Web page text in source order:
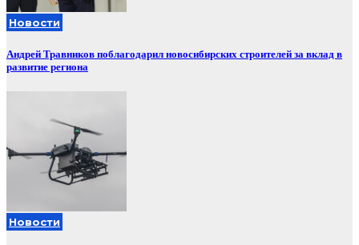
Новости
Андрей Травников поблагодарил новосибирских строителей за вклад в
развитие региона
Новости